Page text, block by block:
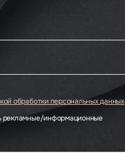
обработки персональных данных
рекламные/информационные